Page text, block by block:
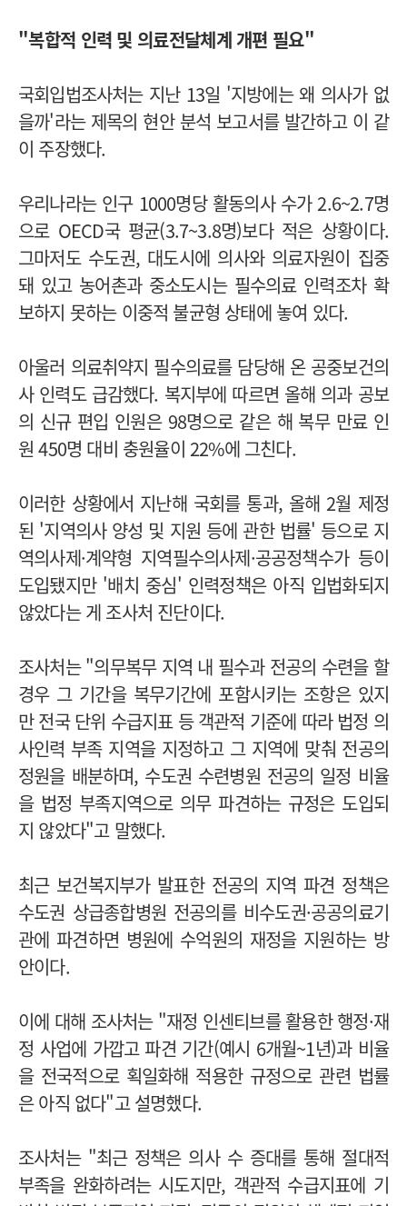
"복합적 인력 및 의료전달체계 개편 필요"
국회입법조사처는 지난 13일 '지방에는 왜 의사가 없
을까'라는 제목의 현안 분석 보고서를 발간하고 이 같
이 주장했다.
우리나라는 인구 1000명당 활동의사 수가 2.6~2.7명
으로 OECD국 평균(3.7~3.8명)보다 적은 상황이다.
그마저도 수도권, 대도시에 의사와 의료자원이 집중
돼 있고 농어촌과 중소도시는 필수의료 인력조차 확
보하지 못하는 이중적 불균형 상태에 놓여 있다.
아울러 의료취약지 필수의료를 담당해 온 공중보건의
사 인력도 급감했다. 복지부에 따르면 올해 의과 공보
의 신규 편입 인원은 98명으로 같은 해 복무 만료 인
원 450명 대비 충원율이 22%에 그친다.
이러한 상황에서 지난해 국회를 통과, 올해 2월 제정
된 '지역의사 양성 및 지원 등에 관한 법률' 등으로 지
역의사제·계약형 지역필수의사제·공공정책수가 등이
도입됐지만 '배치 중심' 인력정책은 아직 입법화되지
않았다는 게 조사처 진단이다.
조사처는 "의무복무 지역 내 필수과 전공의 수련을 할
경우 그 기간을 복무기간에 포함시키는 조항은 있지
만 전국 단위 수급지표 등 객관적 기준에 따라 법정 의
사인력 부족 지역을 지정하고 그 지역에 맞춰 전공의
정원을 배분하며, 수도권 수련병원 전공의 일정 비율
을 법정 부족지역으로 의무 파견하는 규정은 도입되
지 않았다"고 말했다.
최근 보건복지부가 발표한 전공의 지역 파견 정책은
수도권 상급종합병원 전공의를 비수도권·공공의료기
관에 파견하면 병원에 수억원의 재정을 지원하는 방
안이다.
이에 대해 조사처는 "재정 인센티브를 활용한 행정·재
정 사업에 가깝고 파견 기간(예시 6개월~1년)과 비율
을 전국적으로 획일화해 적용한 규정으로 관련 법률
은 아직 없다"고 설명했다.
조사처는 "최근 정책은 의사 수 증대를 통해 절대적
부족을 완화하려는 시도지만, 객관적 수급지표에 기